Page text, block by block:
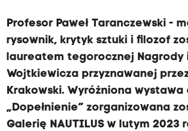
Profesor Paweł Taranczewski -
rysownik, krytyk sztuki i filozof
laureatem tegorocznej Nagrody
Wojtkiewicza przyznawanej
Krakowski. Wyróżniona wystawa
„Dopełnienie” zorganizowana
Galerię NAUTILUS w lutym 2023